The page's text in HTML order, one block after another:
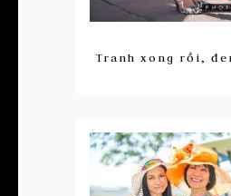
Tranh xong rồi,